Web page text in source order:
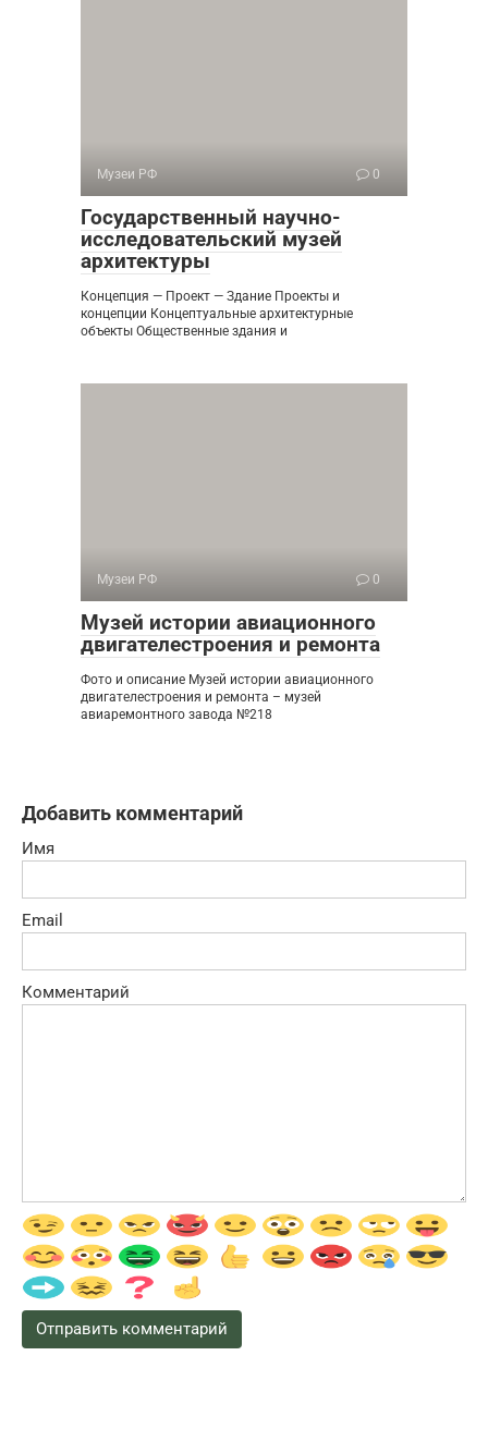
Музеи РФ 0
Государственный научно-
исследовательский музей
архитектуры
Концепция — Проект — Здание Проекты и
концепции Концептуальные архитектурные
объекты Общественные здания и
Музеи РФ 0
Музей истории авиационного
двигателестроения и ремонта
Фото и описание Музей истории авиационного
двигателестроения и ремонта – музей
авиаремонтного завода №218
Добавить комментарий
Имя
Email
Комментарий